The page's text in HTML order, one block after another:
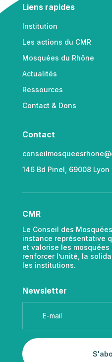
Liens rapides
Institution
Les actions du CMR
Mosquées du Rhône
Actualités
Ressources
Contact & Dons
Contact
146 Bd Pinel, 69008 Lyon
CMR
Le Conseil des
instance représentative
et valorise les
renforcer l’unité, la
les institutions.
Newsletter